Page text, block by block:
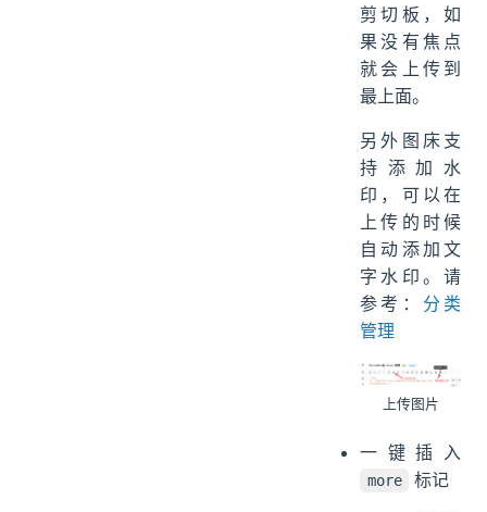
剪切板，如
果没有焦点
就会上传到
最上面。
另外图床支
持添加水
印，可以在
上传的时候
自动添加文
字水印。请
参考： 分类
管理
上传图片
一键插入
more 标记